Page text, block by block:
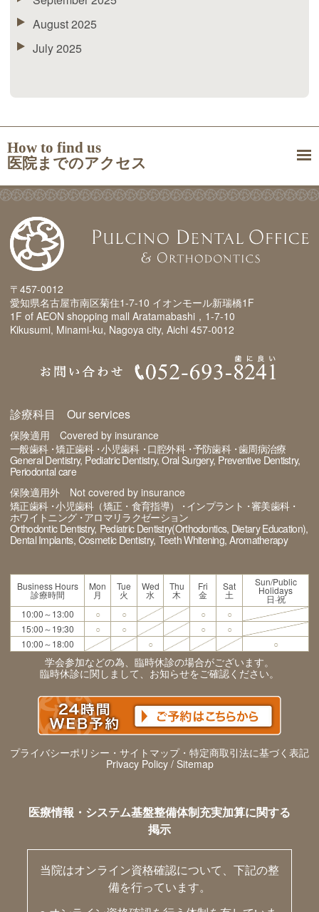
August 2025
July 2025
How to find us
医院までのアクセス
〒457-0012
愛知県名古屋市南区菊住1-7-10 イオンモール新瑞橋1F
1F of AEON shopping mall Aratamabashi，1-7-10
Kikusumi, Minami-ku, Nagoya city, Aichi 457-0012
診療科目 Our services
保険適用 Covered by insurance
一般歯科 矯正歯科 小児歯科 口腔外科 予防歯科 歯周病治療
General Dentistry Pediatric Dentistry Oral Surgery Preventive Dentistry
Periodontal care
保険適用外 Not covered by insurance
矯正歯科 小児歯科（矯正・食育指導） インプラント
審美歯科
ホワイトニング アロマリラクゼーション
Orthodontic Dentistry Pediatric Dentistry(Orthodontics, Dietary Education)
Dental Implants Cosmetic Dentistry Teeth Whitening Aromatherapy
Business Hours
診療時間
Mon
月
Tue
火
Wed
水
Thu
木
Fri
金
Sat
土
Sun/Public
Holidays
日·祝
10:00～13:00
○ ○ ○
○
15:00～19:30
○ ○ ○
○
10:00～18:00
○ ○
学会参加などの為、臨時休診の場合がございます。
臨時休診に関しまして、お知らせをご確認ください。
プライバシーポリシー・サイトマップ・特定商取引法に基づく表記
Privacy Policy / Sitemap
医療情報・システム基盤整備体制充実加算に関する
掲示
当院はオンライン資格確認について、下記の整
備を行っています。